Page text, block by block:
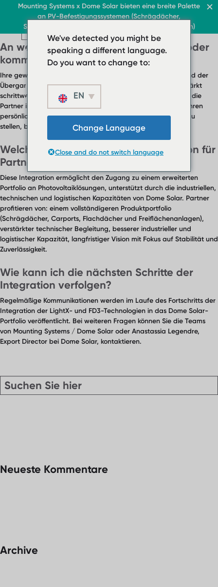
Mounting Systems x Dome Solar bieten eine breite Palette
an PV-Befestigungssystemen (Schrägdächer,
Sonnenschutzvorrichtungen, Flachdächer, Freiflächen)
Flachdäch
Sonnenschutz
Über uns
Kontakt
Dach & Gewerbe
Flachdäch
› Flachdachsystem
› Flachdachsystem
› FAQ
Kontakt
DE
Dach & Gewerbe
Dach & Gewerbe
›
Flachdachsystem
Sonnenschutz
Über uns
› FAQ
Kontakt
FAQ Kategorie:Support &
Kontakt
An wen kann ich mich für technische oder
kommerzielle Unterstützung wenden?
Ihre gewohnten Ansprechpartner stehen Ihnen auch während der
Übergangsphase weiterhin zur Verfügung. Dome Solar verstärkt
schrittweise seine technischen und vertrieblichen Teams, um die
Partner in den verschiedenen Märkten zu unterstützen. Um Ihren
persönlichen Ansprechpartner zu finden oder eine Anfrage zu
stellen, besuchen Sie bitte unsereKontaktseite.
Welche Vorteile bringt diese Integration für
Partner und Installateure?
Diese Integration ermöglicht den Zugang zu einem erweiterten
Portfolio an Photovoltaiklösungen, unterstützt durch die industriellen,
technischen und logistischen Kapazitäten von Dome Solar. Partner
profitieren von: einem vollständigeren Produktportfolio
(Schrägdächer, Carports, Flachdächer und Freiflächenanlagen),
verstärkter technischer Begleitung, besserer industrieller und
logistischer Kapazität, langfristiger Vision mit Fokus auf Stabilität und
Zuverlässigkeit.
Wie kann ich die nächsten Schritte der
Integration verfolgen?
Regelmäßige Kommunikationen werden im Laufe des Fortschritts der
Integration der LightX- und FD3-Technologien in das Dome Solar-
Portfolio veröffentlicht. Bei weiteren Fragen können Sie die Teams
von Mounting Systems / Dome Solar oder Anastassia Legendre,
Export Director bei Dome Solar, kontaktieren.
Neueste Kommentare
Archive
We've detected you might be
speaking a different language.
Do you want to change to:
EN
Change Language
Close and do not switch language